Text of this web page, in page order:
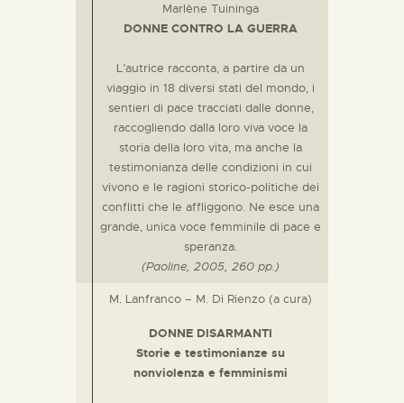
Marlène Tuininga
DONNE CONTRO LA GUERRA
L’autrice racconta, a partire da un
viaggio in 18 diversi stati del mondo, i
sentieri di pace tracciati dalle donne,
raccogliendo dalla loro viva voce la
storia della loro vita, ma anche la
testimonianza delle condizioni in cui
vivono e le ragioni storico-politiche dei
conflitti che le affliggono. Ne esce una
grande, unica voce femminile di pace e
speranza.
(Paoline, 2005, 260 pp.)
M. Lanfranco – M. Di Rienzo (a cura)
DONNE DISARMANTI
Storie e testimonianze su
nonviolenza e femminismi